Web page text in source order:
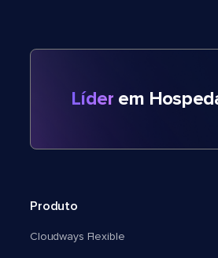
Líder em
Produto
Cloudways Flexible